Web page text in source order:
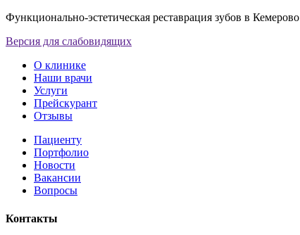
Функционально-эстетическая реставрация зубов в Кемерово
Версия для слабовидящих
О клинике
Наши врачи
Услуги
Прейскурант
Отзывы
Пациенту
Портфолио
Новости
Вакансии
Вопросы
Контакты